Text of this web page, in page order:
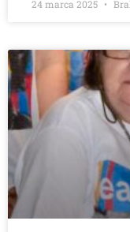
24 marca 2025